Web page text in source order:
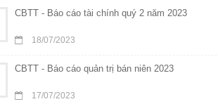
CBTT - Báo cáo tài chính quý 2 năm 2023
18/07/2023
CBTT - Báo cáo quản trị bán niên 2023
17/07/2023